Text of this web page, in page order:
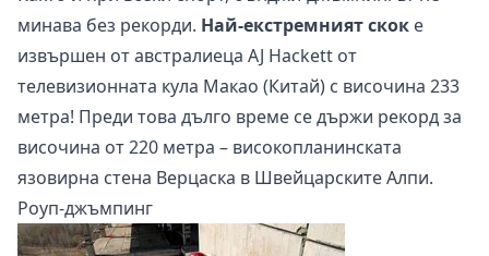
минава без рекорди. Най-екстремният скок е
извършен от австралиеца AJ Hackett от
телевизионната кула Макао (Китай) с височина 233
метра! Преди това дълго време се държи рекорд за
височина от 220 метра – високопланинската
язовирна стена Верцаска в Швейцарските Алпи.
Роуп-джъмпинг